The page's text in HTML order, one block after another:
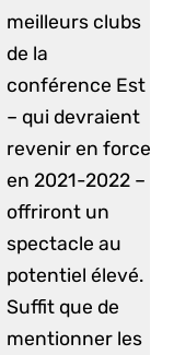
meilleurs clubs
de la
conférence Est
– qui devraient
revenir en force
en 2021-2022 –
offriront un
spectacle au
potentiel élevé.
Suffit que de
mentionner les